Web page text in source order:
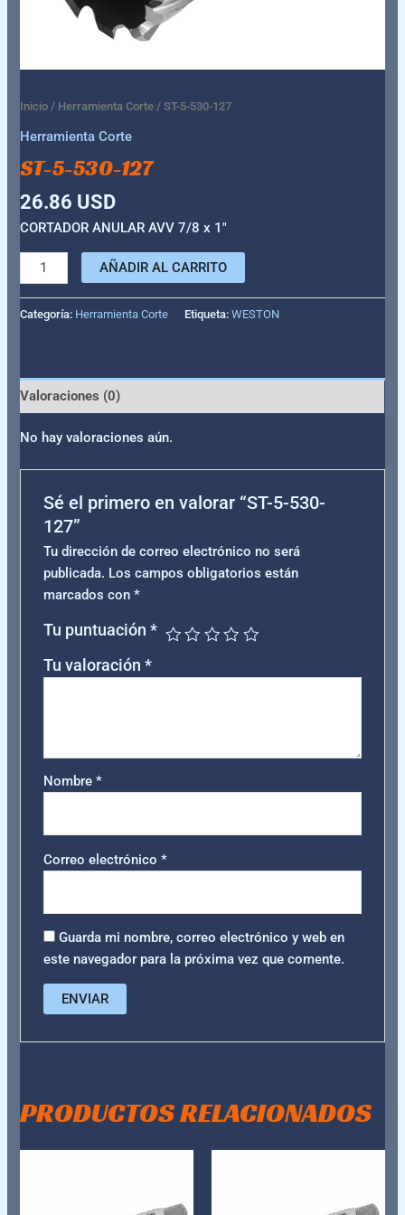
Inicio / Herramienta Corte / ST-5-530-127
Herramienta Corte
ST-5-530-127
26.86 USD
CORTADOR ANULAR AVV 7/8 x 1″
AÑADIR AL CARRITO
Categoría: Herramienta Corte Etiqueta:WESTON
Valoraciones (0)
No hay valoraciones aún.
Sé el primero en valorar “ST-5-530-
127”
Tu dirección de correo electrónico no será
publicada. Los campos obligatorios están
marcados con *
Tu puntuación *
Tu valoración *
Nombre *
Correo electrónico *
Guarda mi nombre, correo electrónico y web en
este navegador para la próxima vez que comente.
PRODUCTOS RELACIONADOS